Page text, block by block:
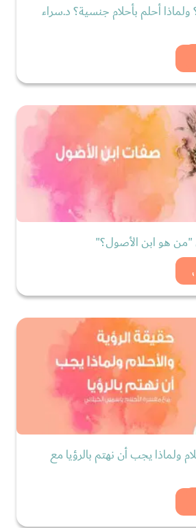
أحلم بأحلام جنسية؟ د.سراء
هو ابن الأصول؟"
ولماذا يجب أن نهتم بالرؤيا مع